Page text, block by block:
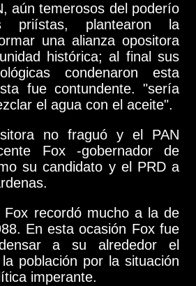
aún temerosos del poderío
plantearon la
una alianza opositora
histórica; al final sus
condenaron esta
fue contundente. "sería
el agua con el aceite".
no fraguó y el PAN
Fox -gobernador de
su candidato y el PRD a
Fox recordó mucho a la de
En esta ocasión Fox fue
a su alrededor el
población por la situación
imperante.